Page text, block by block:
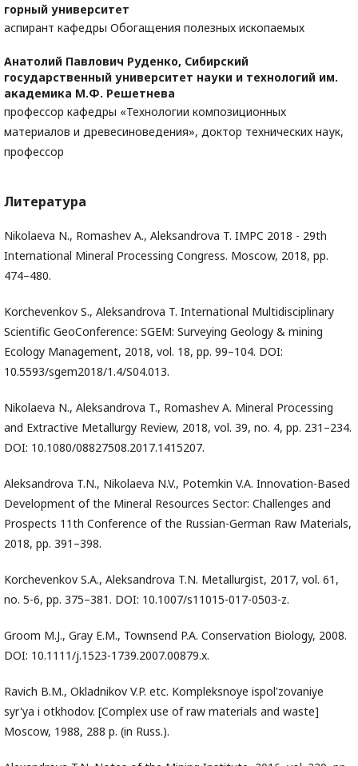
горный университет
аспирант кафедры Обогащения полезных ископаемых
Анатолий Павлович Руденко, Сибирский
государственный университет науки и технологий им.
академика М.Ф. Решетнева
профессор кафедры «Технологии композиционных
материалов и древесиноведения», доктор технических наук,
профессор
Литература
Nikolaeva N., Romashev A., Aleksandrova T. IMPC 2018 - 29th
International Mineral Processing Congress. Moscow, 2018, pp.
474–480.
Korchevenkov S., Aleksandrova T. International Multidisciplinary
Scientific GeoConference: SGEM: Surveying Geology & mining
Ecology Management, 2018, vol. 18, pp. 99–104. DOI:
10.5593/sgem2018/1.4/S04.013.
Nikolaeva N., Aleksandrova T., Romashev A. Mineral Processing
and Extractive Metallurgy Review, 2018, vol. 39, no. 4, pp. 231–234.
DOI: 10.1080/08827508.2017.1415207.
Aleksandrova T.N., Nikolaeva N.V., Potemkin V.A. Innovation-Based
Development of the Mineral Resources Sector: Challenges and
Prospects 11th Conference of the Russian-German Raw Materials,
2018, pp. 391–398.
Korchevenkov S.A., Aleksandrova T.N. Metallurgist, 2017, vol. 61,
no. 5-6, pp. 375–381. DOI: 10.1007/s11015-017-0503-z.
Groom M.J., Gray E.M., Townsend P.A. Conservation Biology, 2008.
DOI: 10.1111/j.1523-1739.2007.00879.x.
Ravich B.M., Okladnikov V.P. etc. Kompleksnoye ispol'zovaniye
syr'ya i otkhodov. [Complex use of raw materials and waste]
Moscow, 1988, 288 p. (in Russ.).